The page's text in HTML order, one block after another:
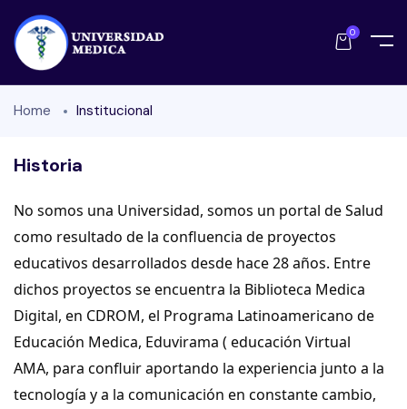
0
Home Institucional
Historia
No somos una Universidad, somos un portal de Salud
como resultado de la confluencia de proyectos
educativos desarrollados desde hace 28 años. Entre
dichos proyectos se encuentra la Biblioteca Medica
Digital, en CDROM, el Programa Latinoamericano de
Educación Medica, Eduvirama ( educación Virtual
AMA, para confluir aportando la experiencia junto a la
tecnología y a la comunicación en constante cambio,